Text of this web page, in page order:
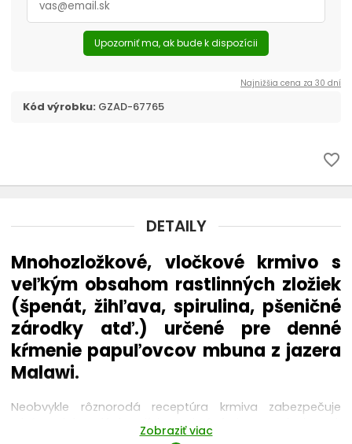
Upozorniť ma, ak bude k dispozícii
Najnižšia cena za 30 dní
Kód výrobku: GZAD-67765
favorite_border
DETAILY
Mnohozložkové, vločkové krmivo s
veľkým obsahom rastlinných zložiek
(špenát, žihľava, spirulina, pšeničné
zárodky atď.) určené pre denné
kŕmenie papuľovcov mbuna z jazera
Malawi.
Neobvykle rôznorodá receptúra krmiva zabezpečuje
rybám dokonalú kondíciu, pekné farby a prispieva k
pristupovaniu rýb do trenia. Vláknina a žihľava reguluje
Zobraziť viac